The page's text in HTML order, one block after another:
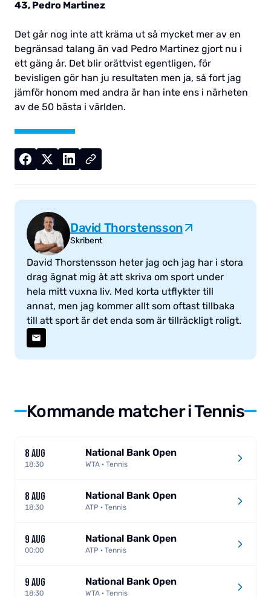
43, Pedro Martinez
Det går nog inte att kräma ut så mycket mer av en
begränsad talang än vad Pedro Martinez gjort nu i
ett gäng år. Det blir orättvist egentligen, för
bevisligen gör han ju resultaten men ja, så fort jag
jämför honom med andra är han inte ens i närheten
av de 50 bästa i världen.
David Thorstensson
Skribent
David Thorstensson heter jag och jag har i stora
drag ägnat mig åt att skriva om sport under
hela mitt vuxna liv. Med korta utflykter till
annat, men jag kommer allt som oftast tillbaka
till att sport är det enda som är tillräckligt roligt.
Kommande matcher i Tennis
8 AUG
18:30
National Bank Open
WTA · Tennis
8 AUG
18:30
National Bank Open
ATP · Tennis
9 AUG
00:00
National Bank Open
ATP · Tennis
9 AUG
18:30
National Bank Open
WTA · Tennis